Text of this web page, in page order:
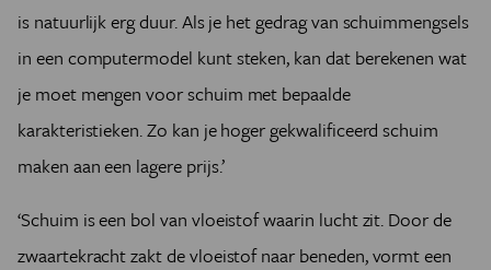
is natuurlijk erg duur. Als je het gedrag van schuimmengsels
in een computermodel kunt steken, kan dat berekenen wat
je moet mengen voor schuim met bepaalde
karakteristieken. Zo kan je hoger gekwalificeerd schuim
maken aan een lagere prijs.’
‘Schuim is een bol van vloeistof waarin lucht zit. Door de
zwaartekracht zakt de vloeistof naar beneden, vormt een